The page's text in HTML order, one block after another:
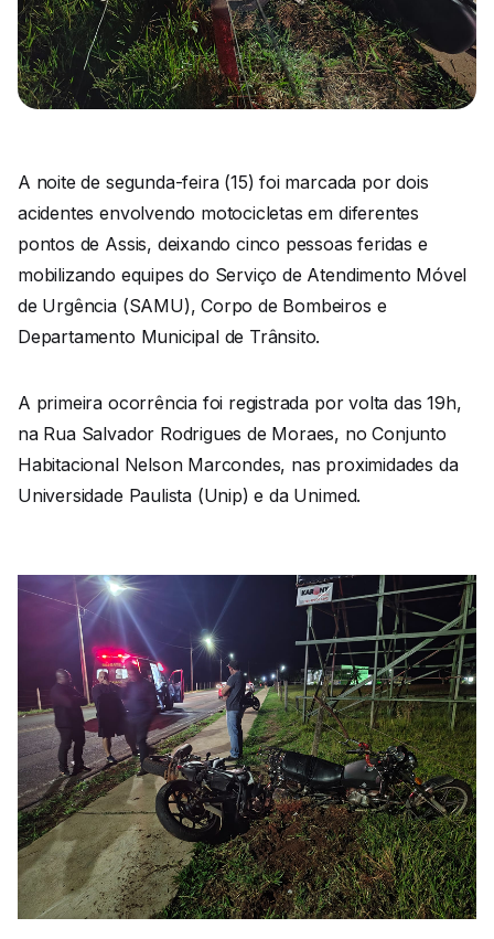
A noite de segunda-feira (15) foi marcada por dois
acidentes envolvendo motocicletas em diferentes
pontos de Assis, deixando cinco pessoas feridas e
mobilizando equipes do Serviço de Atendimento Móvel
de Urgência (SAMU), Corpo de Bombeiros e
Departamento Municipal de Trânsito.
A primeira ocorrência foi registrada por volta das 19h,
na Rua Salvador Rodrigues de Moraes, no Conjunto
Habitacional Nelson Marcondes, nas proximidades da
Universidade Paulista (Unip) e da Unimed.